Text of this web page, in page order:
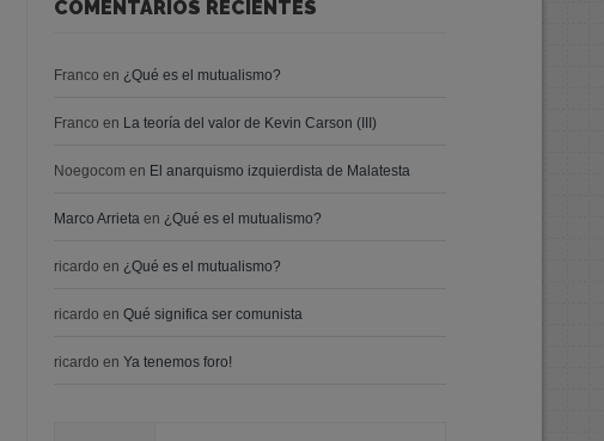
COMENTARIOS RECIENTES
Franco en ¿Qué es el mutualismo?
Franco en La teoría del valor de Kevin Carson (III)
Noegocom en El anarquismo izquierdista de Malatesta
Marco Arrieta en ¿Qué es el mutualismo?
ricardo en ¿Qué es el mutualismo?
ricardo enQué significa ser comunista
ricardo enYa tenemos foro!